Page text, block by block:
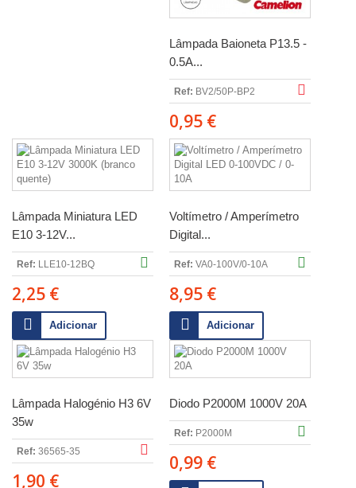
Lâmpada Baioneta P13.5 -
0.5A...
Ref: BV2/50P-BP2
0,95 €
Lâmpada Miniatura LED
E10 3-12V...
Ref: LLE10-12BQ
2,25 €
Adicionar
Voltímetro / Amperímetro
Digital...
Ref: VA0-100V/0-10A
8,95 €
Adicionar
Lâmpada Halogénio H3 6V
35w
Ref: 36565-35
1,90 €
Diodo P2000M 1000V 20A
Ref: P2000M
0,99 €